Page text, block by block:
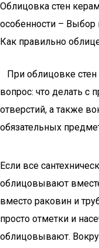
Облицовка стен
особенности – Выбор
Как правильно
При облицовке стен
вопрос: что делать с
отверстий, а также
обязательных
Если все
облицовывают
вместо раковин и
просто отметки и
облицовывают.